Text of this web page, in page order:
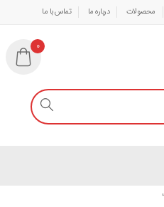
محصولات درباره ما تماس با ما
0